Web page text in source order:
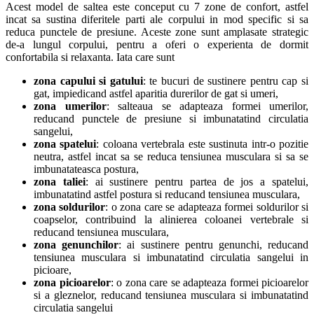
Acest model de saltea este conceput cu 7 zone de confort, astfel
incat sa sustina diferitele parti ale corpului in mod specific si sa
reduca punctele de presiune. Aceste zone sunt amplasate strategic
de-a lungul corpului, pentru a oferi o experienta de dormit
confortabila si relaxanta. Iata care sunt
zona capului si gatului: te bucuri de sustinere pentru cap si
gat, impiedicand astfel aparitia durerilor de gat si umeri,
zona umerilor: salteaua se adapteaza formei umerilor,
reducand punctele de presiune si imbunatatind circulatia
sangelui,
zona spatelui: coloana vertebrala este sustinuta intr-o pozitie
neutra, astfel incat sa se reduca tensiunea musculara si sa se
imbunatateasca postura,
zona taliei: ai sustinere pentru partea de jos a spatelui,
imbunatatind astfel postura si reducand tensiunea musculara,
zona soldurilor: o zona care se adapteaza formei soldurilor si
coapselor, contribuind la alinierea coloanei vertebrale si
reducand tensiunea musculara,
zona genunchilor: ai sustinere pentru genunchi, reducand
tensiunea musculara si imbunatatind circulatia sangelui in
picioare,
zona picioarelor: o zona care se adapteaza formei picioarelor
si a gleznelor, reducand tensiunea musculara si imbunatatind
circulatia sangelui